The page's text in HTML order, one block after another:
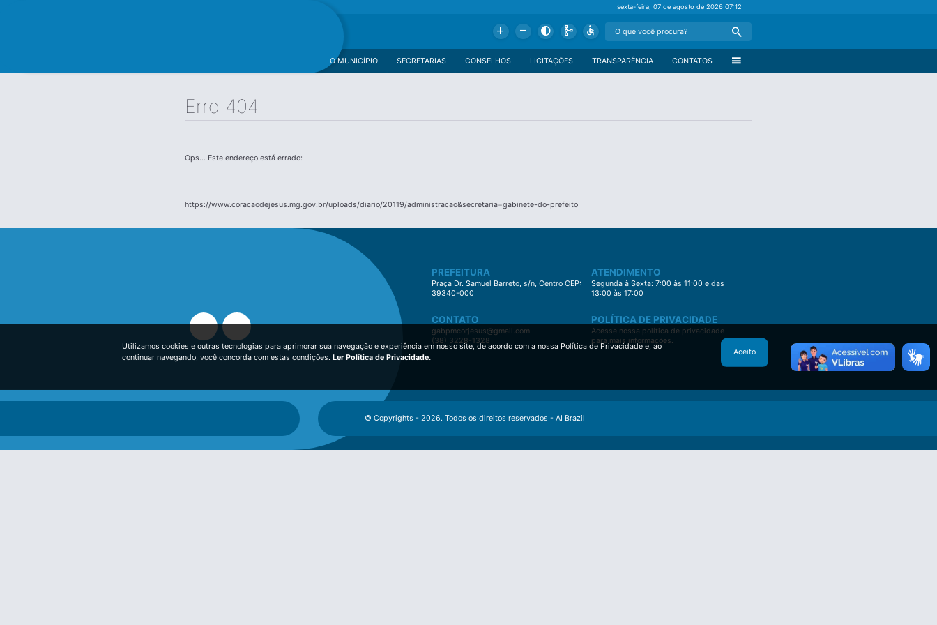
sexta-feira, 07 de agosto de 202607:12
Add Remove Contrast Schema Accessible Search
menu
CONTATOS
TRANSPARÊNCIA
LICITAÇÕES
CONSELHOS
SECRETARIAS
O MUNICÍPIO
Erro 404
Ops... Este endereço está errado:
https://www.coracaodejesus.mg.gov.br/uploads/diario/20119/administracao&secretaria=gabinete-do-prefeito
PREFEITURA
Praça Dr. Samuel Barreto, s/n, Centro CEP:
39340-000
ATENDIMENTO
Segunda à Sexta: 7:00 às 11:00 e das
13:00 às 17:00
CONTATO
gabpmcorjesus@gmail.com
(38) 3228-1328
POLÍTICA DE PRIVACIDADE
Acesse nossa política de privacidade
para mais informações.
© Copyrights - 2026. Todos os direitos reservados - AI Brazil
Utilizamos cookies e outras tecnologias para aprimorar sua navegação e experiência em nosso site, de acordo com a nossa Política de Privacidade e, ao
continuar navegando, você concorda com estas condições. Ler Política de Privacidade.
Aceito